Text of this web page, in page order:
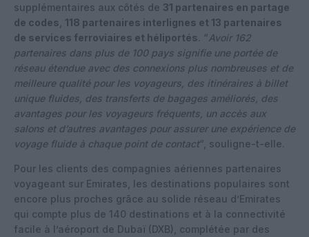
supplémentaires aux côtés de 31 partenaires en partage
de codes 118 partenaires interlignes et 13 partenaires
de services ferroviaires et héliportés. “Avoir 162
partenaires dans plus de 100 pays signifie une portée de
réseau étendue avec des connexions plus nombreuses et de
meilleure qualité pour les voyageurs, des itinéraires à billet
unique fluides, des transferts de bagages améliorés, des
avantages pour les voyageurs fréquents, un accès aux
salons et d’autres avantages pour assurer une expérience de
voyage fluide à chaque point de contact“, souligne-t-elle.
Pour les clients des compagnies aériennes partenaires
voyageant sur Emirates, les destinations populaires sont
encore plus proches grâce au solide réseau d’Emirates
qui compte plus de 140 destinations et à la connectivité
facile à l’aéroport de Dubaï (DXB), complétée par des